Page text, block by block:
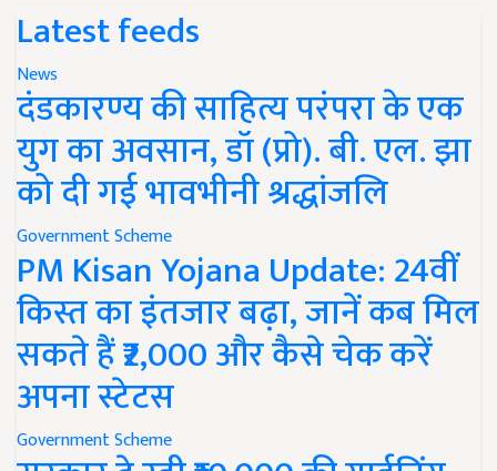
Latest feeds
News
दंडकारण्य की साहित्य परंपरा के एक
युग का अवसान, डॉ (प्रो). बी. एल. झा
को दी गई भावभीनी श्रद्धांजलि
Government Scheme
PM Kisan Yojana Update: 24वीं
किस्त का इंतजार बढ़ा, जानें कब मिल
सकते हैं ₹2,000 और कैसे चेक करें
अपना स्टेटस
Government Scheme